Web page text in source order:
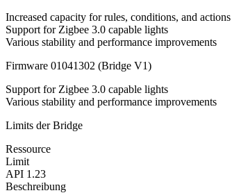
Increased capacity for rules, conditions, and actions
Support for Zigbee 3.0 capable lights
Various stability and performance improvements
Firmware 01041302 (Bridge V1)
Support for Zigbee 3.0 capable lights
Various stability and performance improvements
Limits der Bridge
Ressource
Limit
API 1.23
Beschreibung